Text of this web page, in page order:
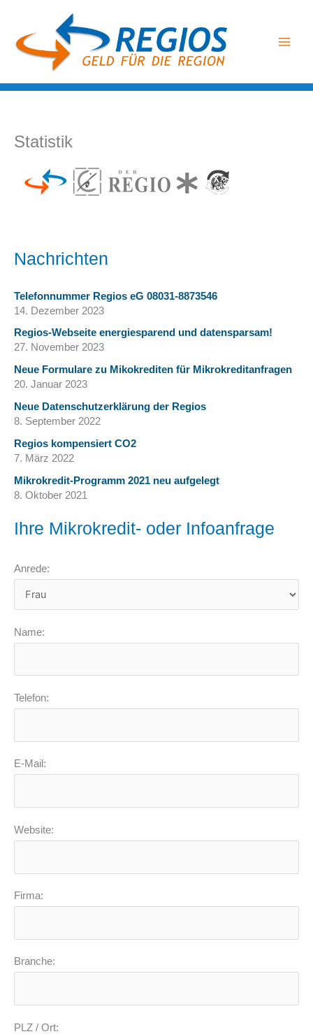
springen
Statistik
Nachrichten
Telefonnummer Regios eG 08031-8873546
14. Dezember 2023
Regios-Webseite energiesparend und datensparsam!
27. November 2023
Neue Formulare zu Mikokrediten für Mikrokreditanfragen
20. Januar 2023
Neue Datenschutzerklärung der Regios
8. September 2022
Regios kompensiert CO2
7. März 2022
Mikrokredit-Programm 2021 neu aufgelegt
8. Oktober 2021
Ihre Mikrokredit- oder Infoanfrage
Anrede:
Name:
Telefon:
E-Mail:
Website:
Firma:
Branche:
PLZ / Ort: